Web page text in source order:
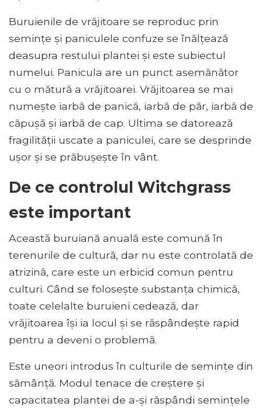
Buruienile de vrăjitoare se reproduc prin
semințe și paniculele confuze se înălțează
deasupra restului plantei și este subiectul
numelui. Panicula are un punct asemănător
cu o mătură a vrăjitoarei. Vrăjitoarea se mai
numește iarbă de panică, iarbă de păr, iarbă de
căpușă și iarbă de cap. Ultima se datorează
fragilității uscate a paniculei, care se desprinde
ușor și se prăbușește în vânt.
De ce controlul Witchgrass
este important
Această buruiană anuală este comună în
terenurile de cultură, dar nu este controlată de
atrizină, care este un erbicid comun pentru
culturi. Când se folosește substanța chimică,
toate celelalte buruieni cedează, dar
vrăjitoarea își ia locul și se răspândește rapid
pentru a deveni o problemă.
Este uneori introdus în culturile de semințe din
sămânță. Modul tenace de creștere și
capacitatea plantei de a-și răspândi semințele